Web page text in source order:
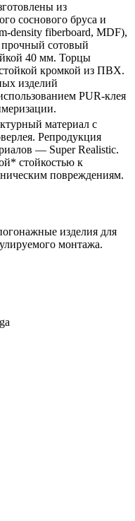
из
соснового бруса и
density fiberboard, MDF),
сотовый
40 мм. Торцы
кромкой из ПВХ.
изделий
PUR-клея
материал с
Репродукция
— Super Realistic.
стойкостью к
повреждениям.
изделия для
монтажа.